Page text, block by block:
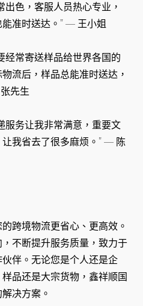
出色，客服人员热心专业，
准时送达。” — 王小姐
经常寄送样品给世界各国的
流后，样品总能准时送达，
先生
服务让我非常满意，重要文
我省去了很多麻烦。” — 陈
跨境物流更省心、更高效。
不断提升服务质量，致力于
伴。无论您是个人还是企
品还是大宗货物，鑫祥顺国
决方案。